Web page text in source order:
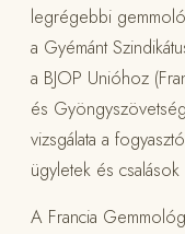
legrégebbi
a Gyémánt
a BJOP Unióhoz
és
vizsgálata a
ügyletek és
A Francia